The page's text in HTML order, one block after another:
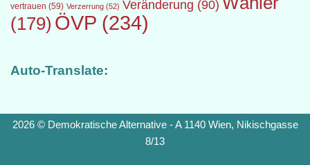
vertrauen (59) Verzerrung (52) Veränderung (90)
(179) ÖVP (234)
Auto-Translate:
2026 © Demokratische Alternative - A 1140 Wien, Nikischgasse
8/13